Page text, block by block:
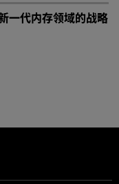
一代内存领域的战略